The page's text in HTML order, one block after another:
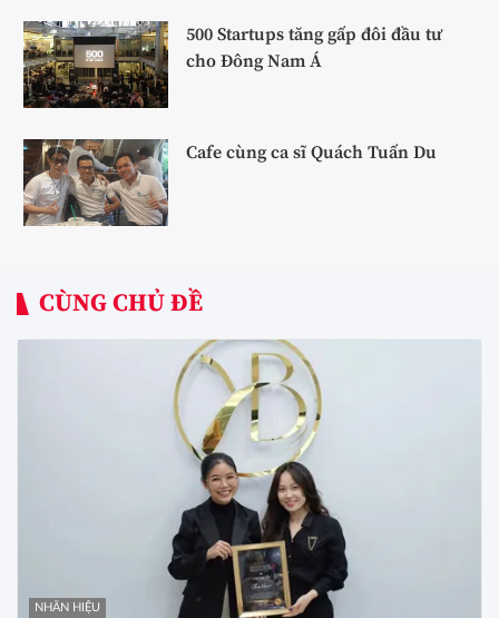
500 Startups tăng gấp đôi đầu tư
cho Đông Nam Á
Cafe cùng ca sĩ Quách Tuấn Du
CÙNG CHỦ ĐỀ
NHÃN HIỆU